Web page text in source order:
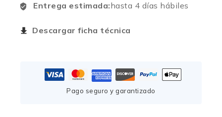
Entrega estimada:hasta 4 días hábiles
Descargar ficha técnica
Pago seguro y garantizado